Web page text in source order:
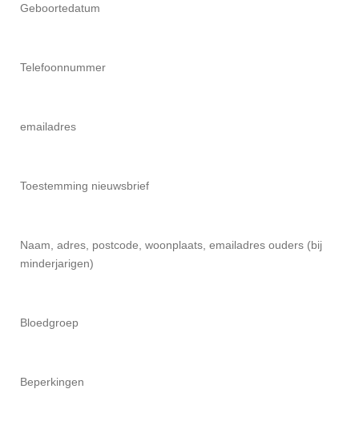
Geboortedatum
Telefoonnummer
emailadres
Toestemming nieuwsbrief
Naam, adres, postcode, woonplaats, emailadres ouders (bij
minderjarigen)
Bloedgroep
Beperkingen